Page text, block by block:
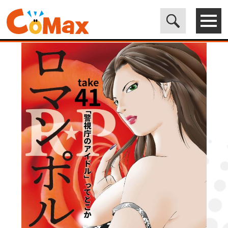
電子書籍マンガ CoMax(コマックス)公式サイト - 株式会社ICE>
ORIGINAL> R★P ロマンポルノ41［話売］